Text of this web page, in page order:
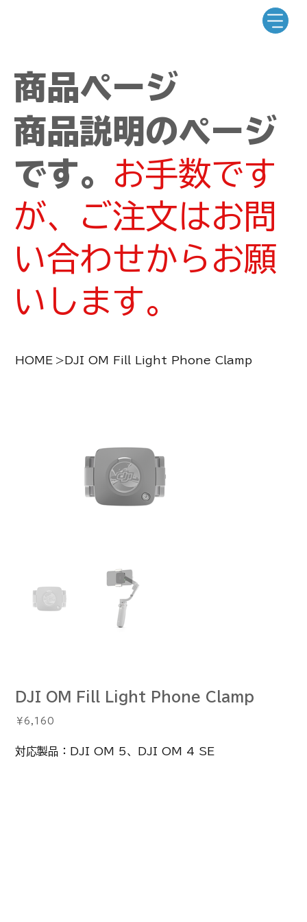
商品ページ
商品説明のページ
です。 お手数です
が、ご注文はお問
い合わせからお願
いします。
HOME > DJI OM Fill Light Phone Clamp
DJI OM Fill Light Phone Clamp
価
格
￥6,160
対応製品：DJI OM 5、DJI OM 4 SE